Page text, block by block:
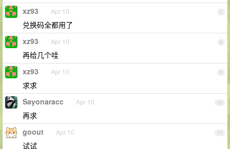
7
xz93 Apr 10
兑换码全都用了
8
xz93 Apr 10
再给几个哇
9
xz93 Apr 10
求求
10
Sayonaracc Apr 10
再求
11
goout Apr 10
试试